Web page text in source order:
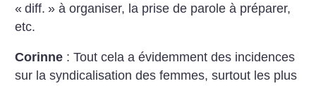
« diff. » à organiser, la prise de parole à préparer,
etc.
Corinne : Tout cela a évidemment des incidences
sur la syndicalisation des femmes, surtout les plus